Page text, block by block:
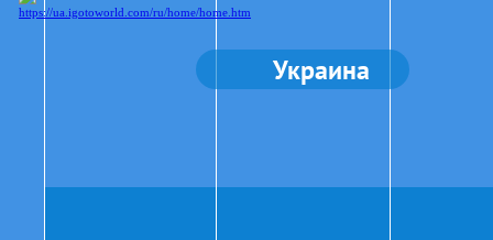
Украина